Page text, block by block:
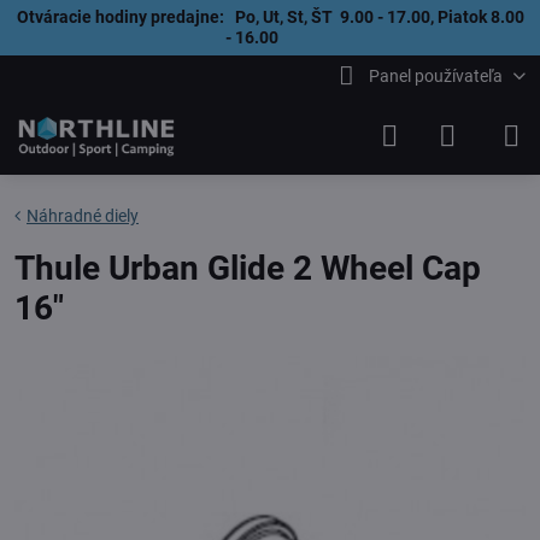
Otváracie hodiny predajne: Po, Ut, St, ŠT 9.00 - 17.00, Piatok 8.00
- 16.00
Panel používateľa
Náhradné diely
Thule Urban Glide 2 Wheel Cap
16"